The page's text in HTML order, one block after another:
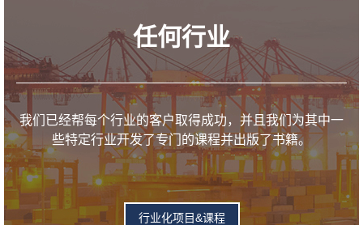
任何行业
我们已经帮每个行业的客户取得成功，并且我们为其中一
些特定行业开发了专门的课程并出版了书籍。
行业化项目&课程